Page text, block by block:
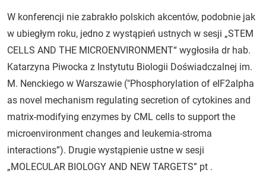
W konferencji nie zabrakło polskich akcentów, podobnie jak
w ubiegłym roku, jedno z wystąpień ustnych w sesji „STEM
CELLS AND THE MICROENVIRONMENT“ wygłosiła dr hab.
Katarzyna Piwocka z Instytutu Biologii Doświadczalnej im.
M. Nenckiego w Warszawie ("Phosphorylation of eIF2alpha
as novel mechanism regulating secretion of cytokines and
matrix-modifying enzymes by CML cells to support the
microenvironment changes and leukemia-stroma
interactions”). Drugie wystąpienie ustne w sesji
„MOLECULAR BIOLOGY AND NEW TARGETS” pt .